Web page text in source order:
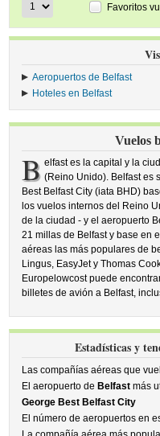
Favoritos
Aeropuertos de Belfast
Hoteles en Belfast
Vuelos
B elfast es la capital y la
(Reino Unido). Belfast es
Best Belfast City (iata BHD)
los vuelos internos del Reino
de la ciudad - y el aeropuerto
21 millas de Belfast y base en
aéreas las más populares de
Lingus, EasyJet y Thomas
Europelowcost puede
billetes de avión a Belfast,
Estadísticas y
Las compañías aéreas que
El aeropuerto de Belfast más
George Best Belfast City
El número de aeropuertos en